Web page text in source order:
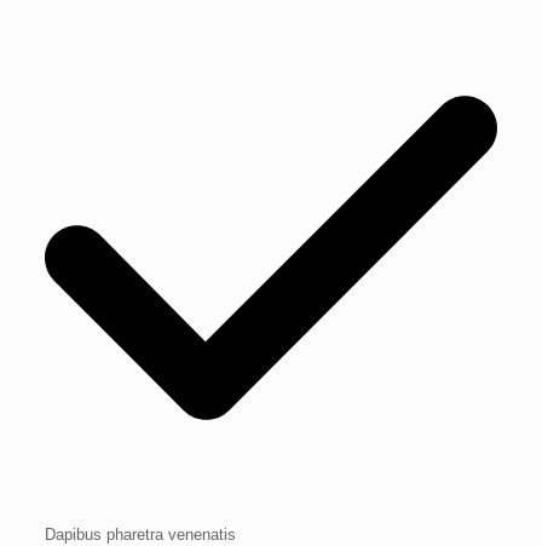
Dapibus pharetra venenatis